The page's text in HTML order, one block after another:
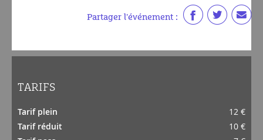
Partager l'événement :
TARIFS
Tarif plein
12 €
Tarif réduit
10 €